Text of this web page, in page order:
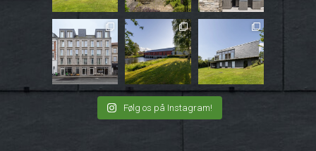
Følg os på Instagram!